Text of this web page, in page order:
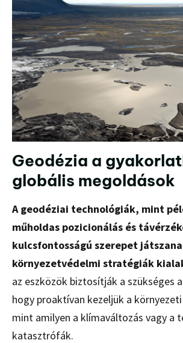
Geodézia a
globális megoldások
A geodéziai technológiák, mint
műholdas pozicionálás és
kulcsfontosságú szerepet
környezetvédelmi stratégiák
az eszközök biztosítják a szükséges
hogy proaktívan kezeljük a
mint amilyen a klímaváltozás vagy a
katasztrófák.